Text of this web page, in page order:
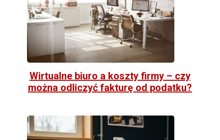
Wirtualne biuro a koszty firmy – czy
można odliczyć fakturę od podatku?